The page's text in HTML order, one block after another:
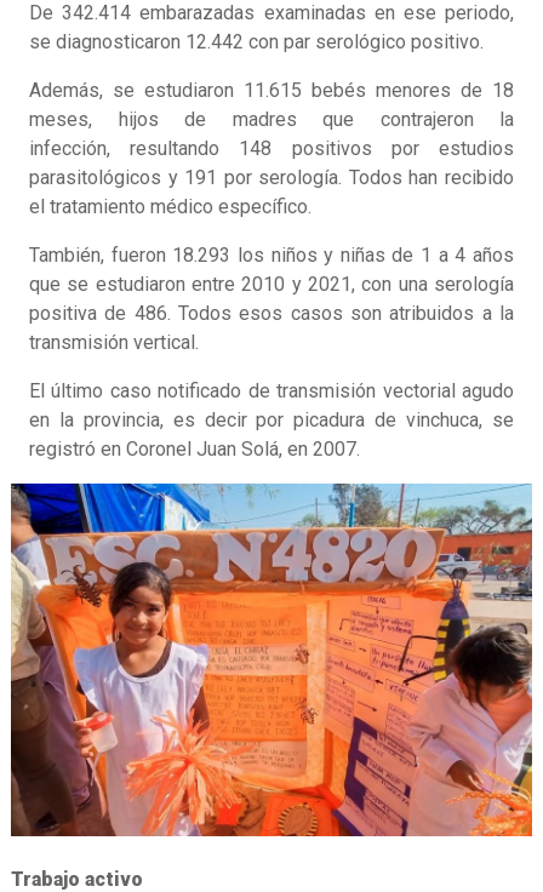
De 342.414 embarazadas examinadas en ese periodo,
se diagnosticaron 12.442 con par serológico positivo.
Además, se estudiaron 11.615 bebés menores de 18
meses, hijos de madres que contrajeron la
infección, resultando 148 positivos por estudios
parasitológicos y 191 por serología. Todos han recibido
el tratamiento médico específico.
También, fueron 18.293 los niños y niñas de 1 a 4 años
que se estudiaron entre 2010 y 2021, con una serología
positiva de 486. Todos esos casos son atribuidos a la
transmisión vertical.
El último caso notificado de transmisión vectorial agudo
en la provincia, es decir por picadura de vinchuca, se
registró en Coronel Juan Solá, en 2007.
Trabajo activo